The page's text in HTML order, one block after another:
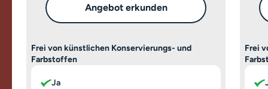
Angebot erkunden
Frei von künstlichen Konservierungs- und
Farbstoffen
Ja
Frei